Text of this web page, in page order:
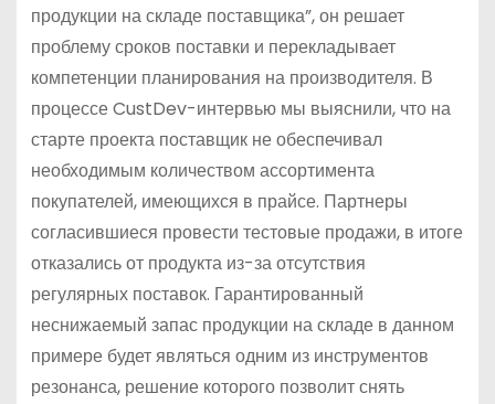
продукции на складе поставщика”, он решает
проблему сроков поставки и перекладывает
компетенции планирования на производителя. В
процессе CustDev-интервью мы выяснили, что на
старте проекта поставщик не обеспечивал
необходимым количеством ассортимента
покупателей, имеющихся в прайсе. Партнеры
согласившиеся провести тестовые продажи, в итоге
отказались от продукта из-за отсутствия
регулярных поставок. Гарантированный
неснижаемый запас продукции на складе в данном
примере будет являться одним из инструментов
резонанса, решение которого позволит снять